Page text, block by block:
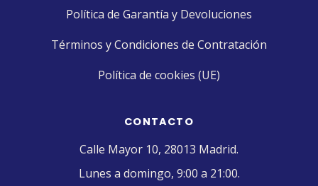
Política de Garantía y Devoluciones
Términos y Condiciones de Contratación
Política de cookies (UE)
CONTACTO
Calle Mayor 10, 28013 Madrid.
Lunes a domingo, 9:00 a 21:00.